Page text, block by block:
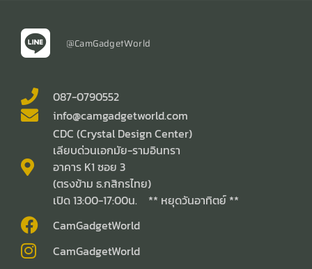
@CamGadgetWorld
087-0790552
info@camgadgetworld.com
CDC (Crystal Design Center)
เลียบด่วนเอกมัย-รามอินทรา
อาคาร K1 ซอย 3
(ตรงข้าม ธ.กสิกรไทย)
เปิด 13:00-17:00น. ** หยุดวันอาทิตย์ **
CamGadgetWorld
CamGadgetWorld